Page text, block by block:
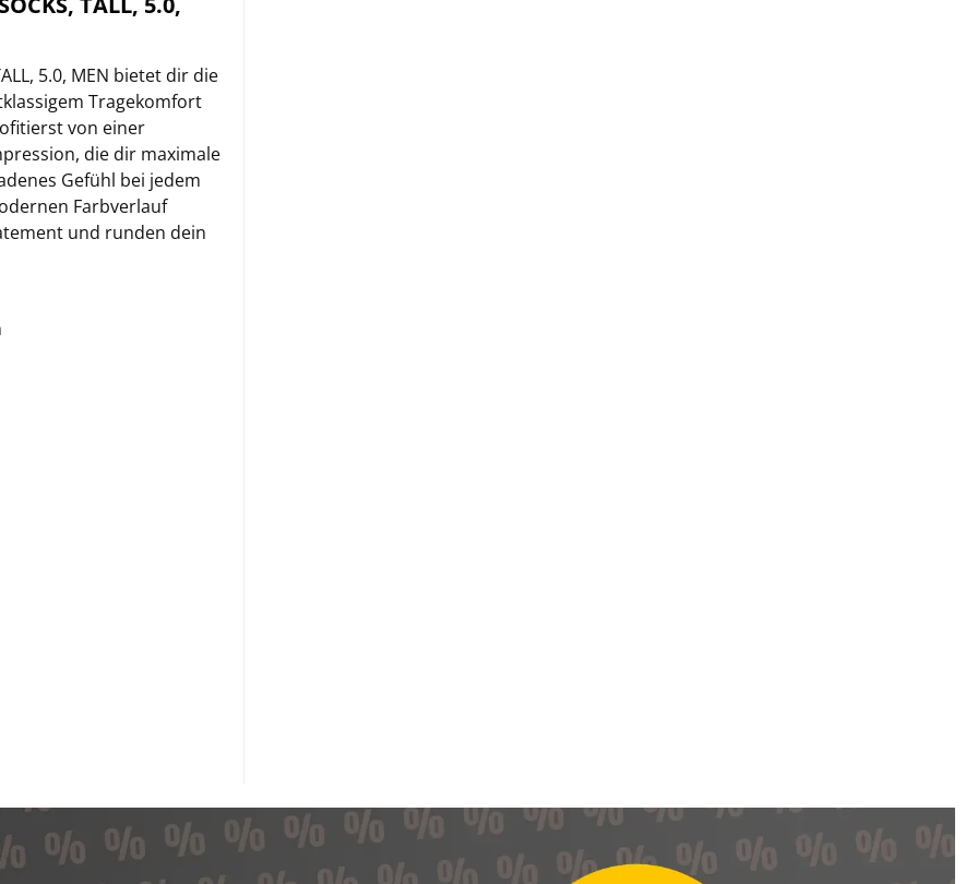
5.0, MEN bietet dir die
Tragekomfort
von einer
die dir maximale
Gefühl bei jedem
Farbverlauf
und runden dein